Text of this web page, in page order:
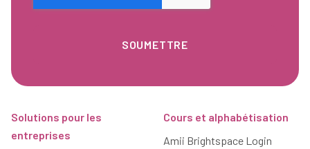
Solutions pour les
entreprises
Cours et alphabétisation
Amii Brightspace Login